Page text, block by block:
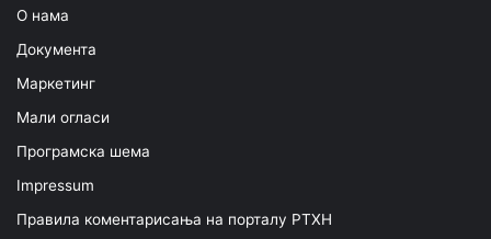
О нама
Документа
Маркетинг
Мали огласи
Програмска шема
Impressum
Правила коментарисања на порталу РТХН